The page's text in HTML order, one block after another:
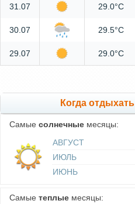
31.07 29.0°C
30.07 29.5°C
29.07 29.0°C
Когда
Самые солнечные месяцы:
АВГУСТ
ИЮЛЬ
ИЮНЬ
Самые теплые месяцы: